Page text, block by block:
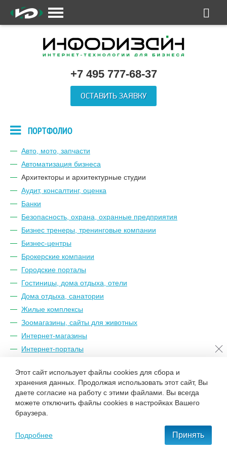
+7 495 777-68-37
ОСТАВИТЬ ЗАЯВКУ
ПОРТФОЛИО
Авто, мото, запчасти
Автоматизация бизнеса
Архитекторы и архитектурные студии
Аудит, консалтинг, оценка
Банки
Безопасность, охрана, охранные предприятия
Бизнес тренеры, тренинговые компании
Бизнес-центры
Брокерские компании
Городские порталы
Гостиницы, дома отдыха, отели
Дома отдыха, санатории
Жилые комплексы
Зоомагазины, сайты для животных
Интернет-магазины
Интернет-порталы
Климатические системы, кондиционеры
Корпоративные сайты
Лизинговые компании, кредитные брокеры
Магазины одежды и обуви
Музыкальные компании
Этот сайт использует файлы cookies для сбора и
хранения данных. Продолжая использовать этот сайт, Вы
даете согласие на работу с этими файлами. Вы всегда
можете отключить файлы cookies в настройках Вашего
браузера.
Подробнее Принять